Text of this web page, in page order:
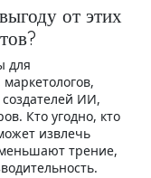
от этих
для
ИИ,
Кто угодно, кто
извлечь
трение,